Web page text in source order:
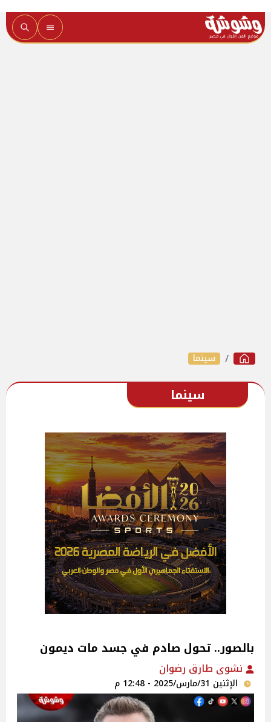
سينما
سينما
بالصور.. تحول صادم في جسد مات ديمون
نشوى طارق رضوان
الإثنين 31/مارس/2025 - 12:48 م